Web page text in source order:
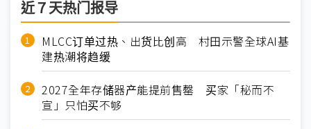
近７天热门报导
MLCC订单过热、出货比创高 村田示警全球AI基
建热潮将趋缓
2027全年存储器产能提前售罄 买家「秘而不
宣」只怕买不够